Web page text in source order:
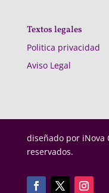
Textos legales
Politica privacidad
Aviso Legal
diseñado por iNova
reservados.